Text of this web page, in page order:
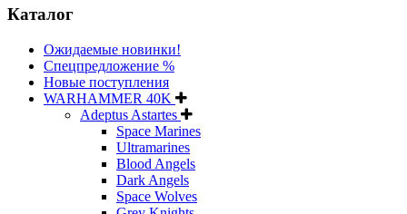
Каталог
Ожидаемые новинки!
Спецпредложение %
Новые поступления
WARHAMMER 40K
Adeptus Astartes
Space Marines
Ultramarines
Blood Angels
Dark Angels
Space Wolves